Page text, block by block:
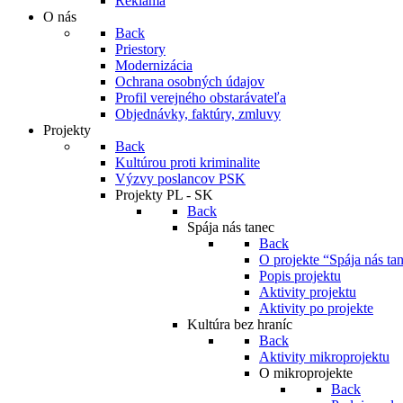
O nás
Back
Priestory
Modernizácia
Ochrana osobných údajov
Profil verejného obstarávateľa
Objednávky, faktúry, zmluvy
Projekty
Back
Kultúrou proti kriminalite
Výzvy poslancov PSK
Projekty PL - SK
Back
Spája nás tanec
Back
O projekte “Spája nás
Popis projektu
Aktivity projektu
Aktivity po projekte
Kultúra bez hraníc
Back
Aktivity mikroprojektu
O mikroprojekte
Back